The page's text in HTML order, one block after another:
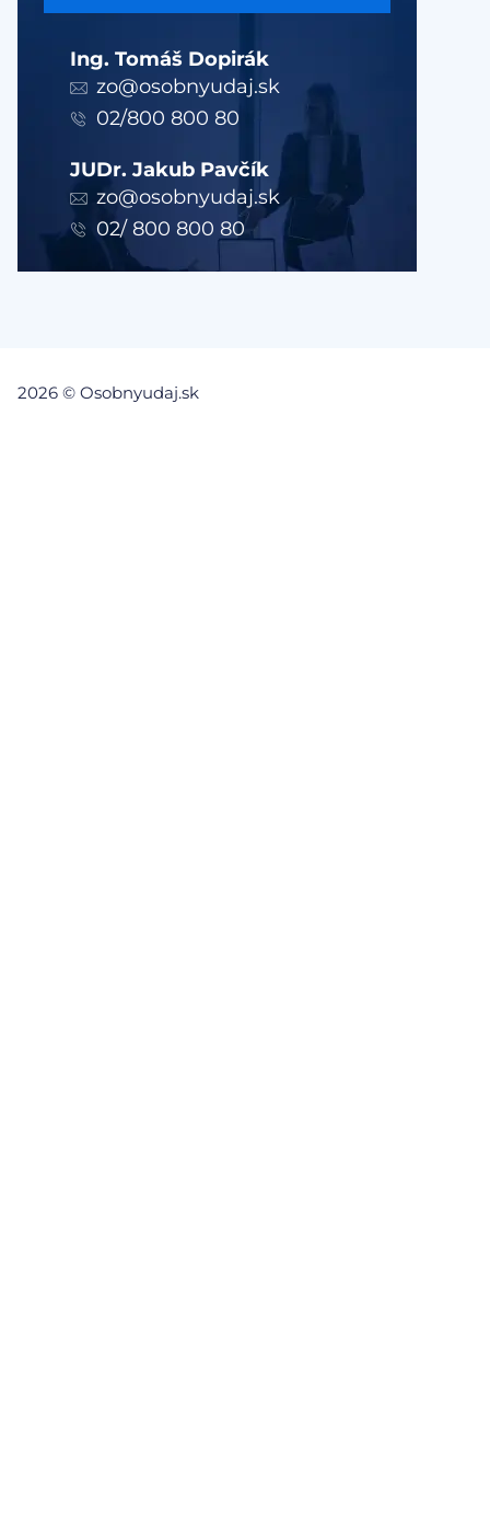
Ing. Tomáš Dopirák
zo@osobnyudaj.sk
02/800 800 80
JUDr. Jakub Pavčík
zo@osobnyudaj.sk
02/ 800 800 80
2026 © Osobnyudaj.sk